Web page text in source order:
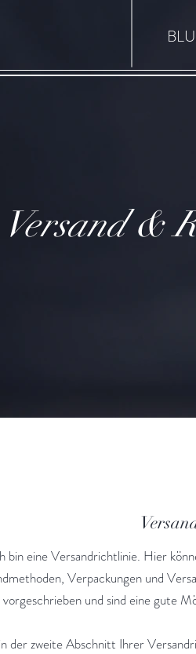
Versand &
bin eine Versandrichtlinie. Hier
Verpackungen und
und sind eine gute
der zweite Abschnitt Ihrer